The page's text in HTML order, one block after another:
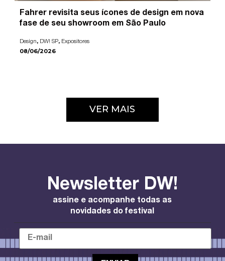
Fahrer revisita seus ícones de design em nova
fase de seu showroom em São Paulo
Design, DW! SP, Expositores
08/06/2026
VER MAIS
Newsletter DW!
assine e acompanhe todas as
novidades do festival